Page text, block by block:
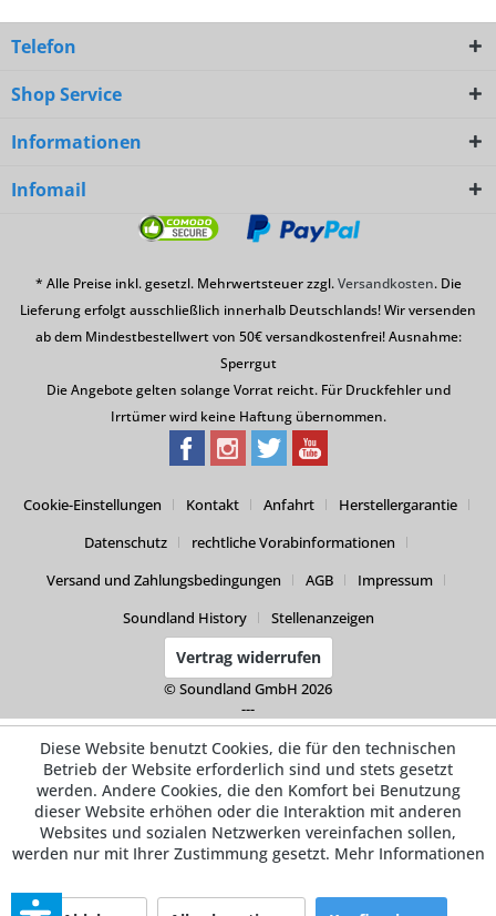
Telefon
Shop Service
Informationen
Infomail
* Alle Preise inkl. gesetzl. Mehrwertsteuer zzgl.Versandkosten. Die
Lieferung erfolgt ausschließlich innerhalb Deutschlands! Wir versenden
ab dem Mindestbestellwert von 50€ versandkostenfrei! Ausnahme:
Sperrgut
Die Angebote gelten solange Vorrat reicht. Für Druckfehler und
Irrtümer wird keine Haftung übernommen.
Cookie-Einstellungen Kontakt Anfahrt
Herstellergarantie
Datenschutz
rechtliche Vorabinformationen
Versand und Zahlungsbedingungen
AGB
Impressum
Soundland History
Stellenanzeigen
Vertrag widerrufen
© Soundland GmbH 2026
---
Diese Website benutzt Cookies, die für den technischen
Betrieb der Website erforderlich sind und stets gesetzt
werden. Andere Cookies, die den Komfort bei Benutzung
dieser Website erhöhen oder die Interaktion mit anderen
Websites und sozialen Netzwerken vereinfachen sollen,
werden nur mit Ihrer Zustimmung gesetzt. Mehr Informationen